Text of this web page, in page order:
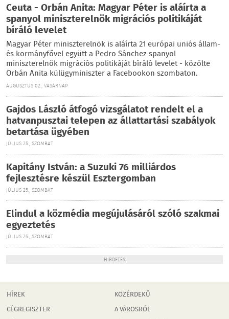
Ceuta - Orbán Anita: Magyar Péter is aláírta a
spanyol miniszterelnök migrációs politikáját
bíráló levelet
Magyar Péter miniszterelnök is aláírta 21 európai uniós állam-
és kormányfővel együtt a Pedro Sánchez spanyol
miniszterelnök migrációs politikáját bíráló levelet - közölte
Orbán Anita külügyminiszter a Facebookon szombaton.
AUGUSZTUS 02., VASÁRNAP
Gajdos László átfogó vizsgálatot rendelt el a
hatvanpusztai telepen az állattartási szabályok
betartása ügyében
JÚLIUS 25., SZOMBAT
Kapitány István: a Suzuki 76 milliárdos
fejlesztésre készül Esztergomban
JÚLIUS 25., SZOMBAT
Elindul a közmédia megújulásáról szóló szakmai
egyeztetés
JÚLIUS 25., SZOMBAT
HIRDETÉS
HÍREK
CÉGREGISZTER
KÖZÉRDEKŰ
A VÁROSRÓL